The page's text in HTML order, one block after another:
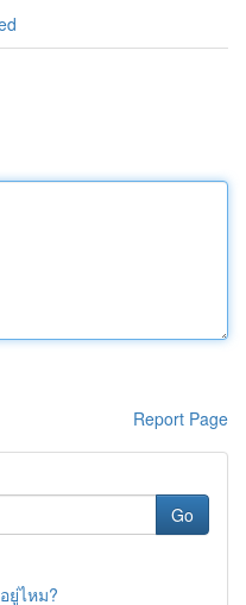
Report Page
Go
ยู่ไหม?